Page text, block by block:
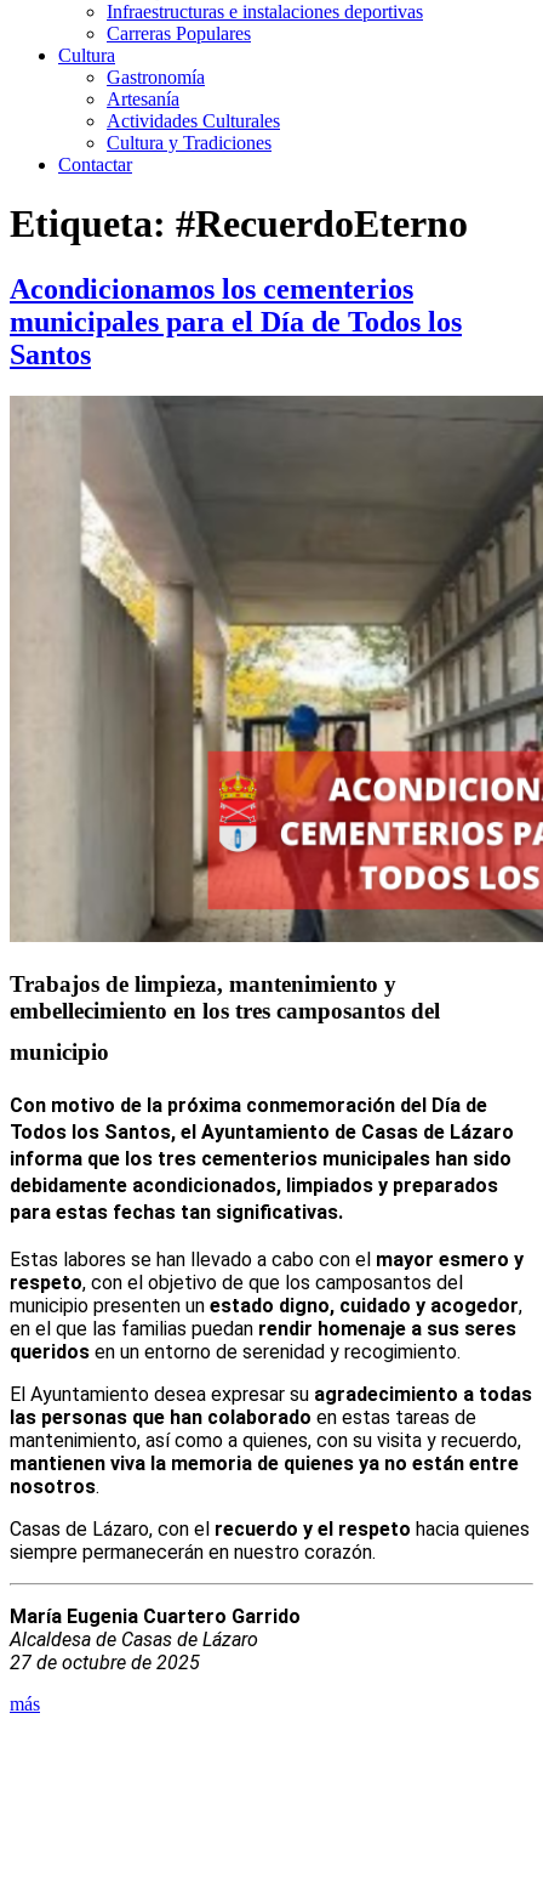
Infraestructuras e instalaciones deportivas
Carreras Populares
Cultura
Gastronomía
Artesanía
Actividades Culturales
Cultura y Tradiciones
Contactar
Etiqueta: #RecuerdoEterno
Acondicionamos los cementerios
municipales para el Día de Todos los
Santos
Trabajos de limpieza, mantenimiento y
embellecimiento en los tres camposantos del
municipio
Con motivo de la próxima conmemoración del Día de
Todos los Santos, el Ayuntamiento de Casas de Lázaro
informa que los tres cementerios municipales han sido
debidamente acondicionados, limpiados y preparados
para estas fechas tan significativas.
Estas labores se han llevado a cabo con el mayor esmero y
respeto, con el objetivo de que los camposantos del
municipio presenten un estado digno, cuidado y acogedor,
en el que las familias puedan rendir homenaje a sus seres
queridos en un entorno de serenidad y recogimiento.
El Ayuntamiento desea expresar su agradecimiento a todas
las personas que han colaborado en estas tareas de
mantenimiento, así como a quienes, con su visita y recuerdo,
mantienen viva la memoria de quienes ya no están entre
nosotros.
Casas de Lázaro, con el recuerdo y el respeto hacia quienes
siempre permanecerán en nuestro corazón.
María Eugenia Cuartero Garrido
Alcaldesa de Casas de Lázaro
27 de octubre de 2025
más